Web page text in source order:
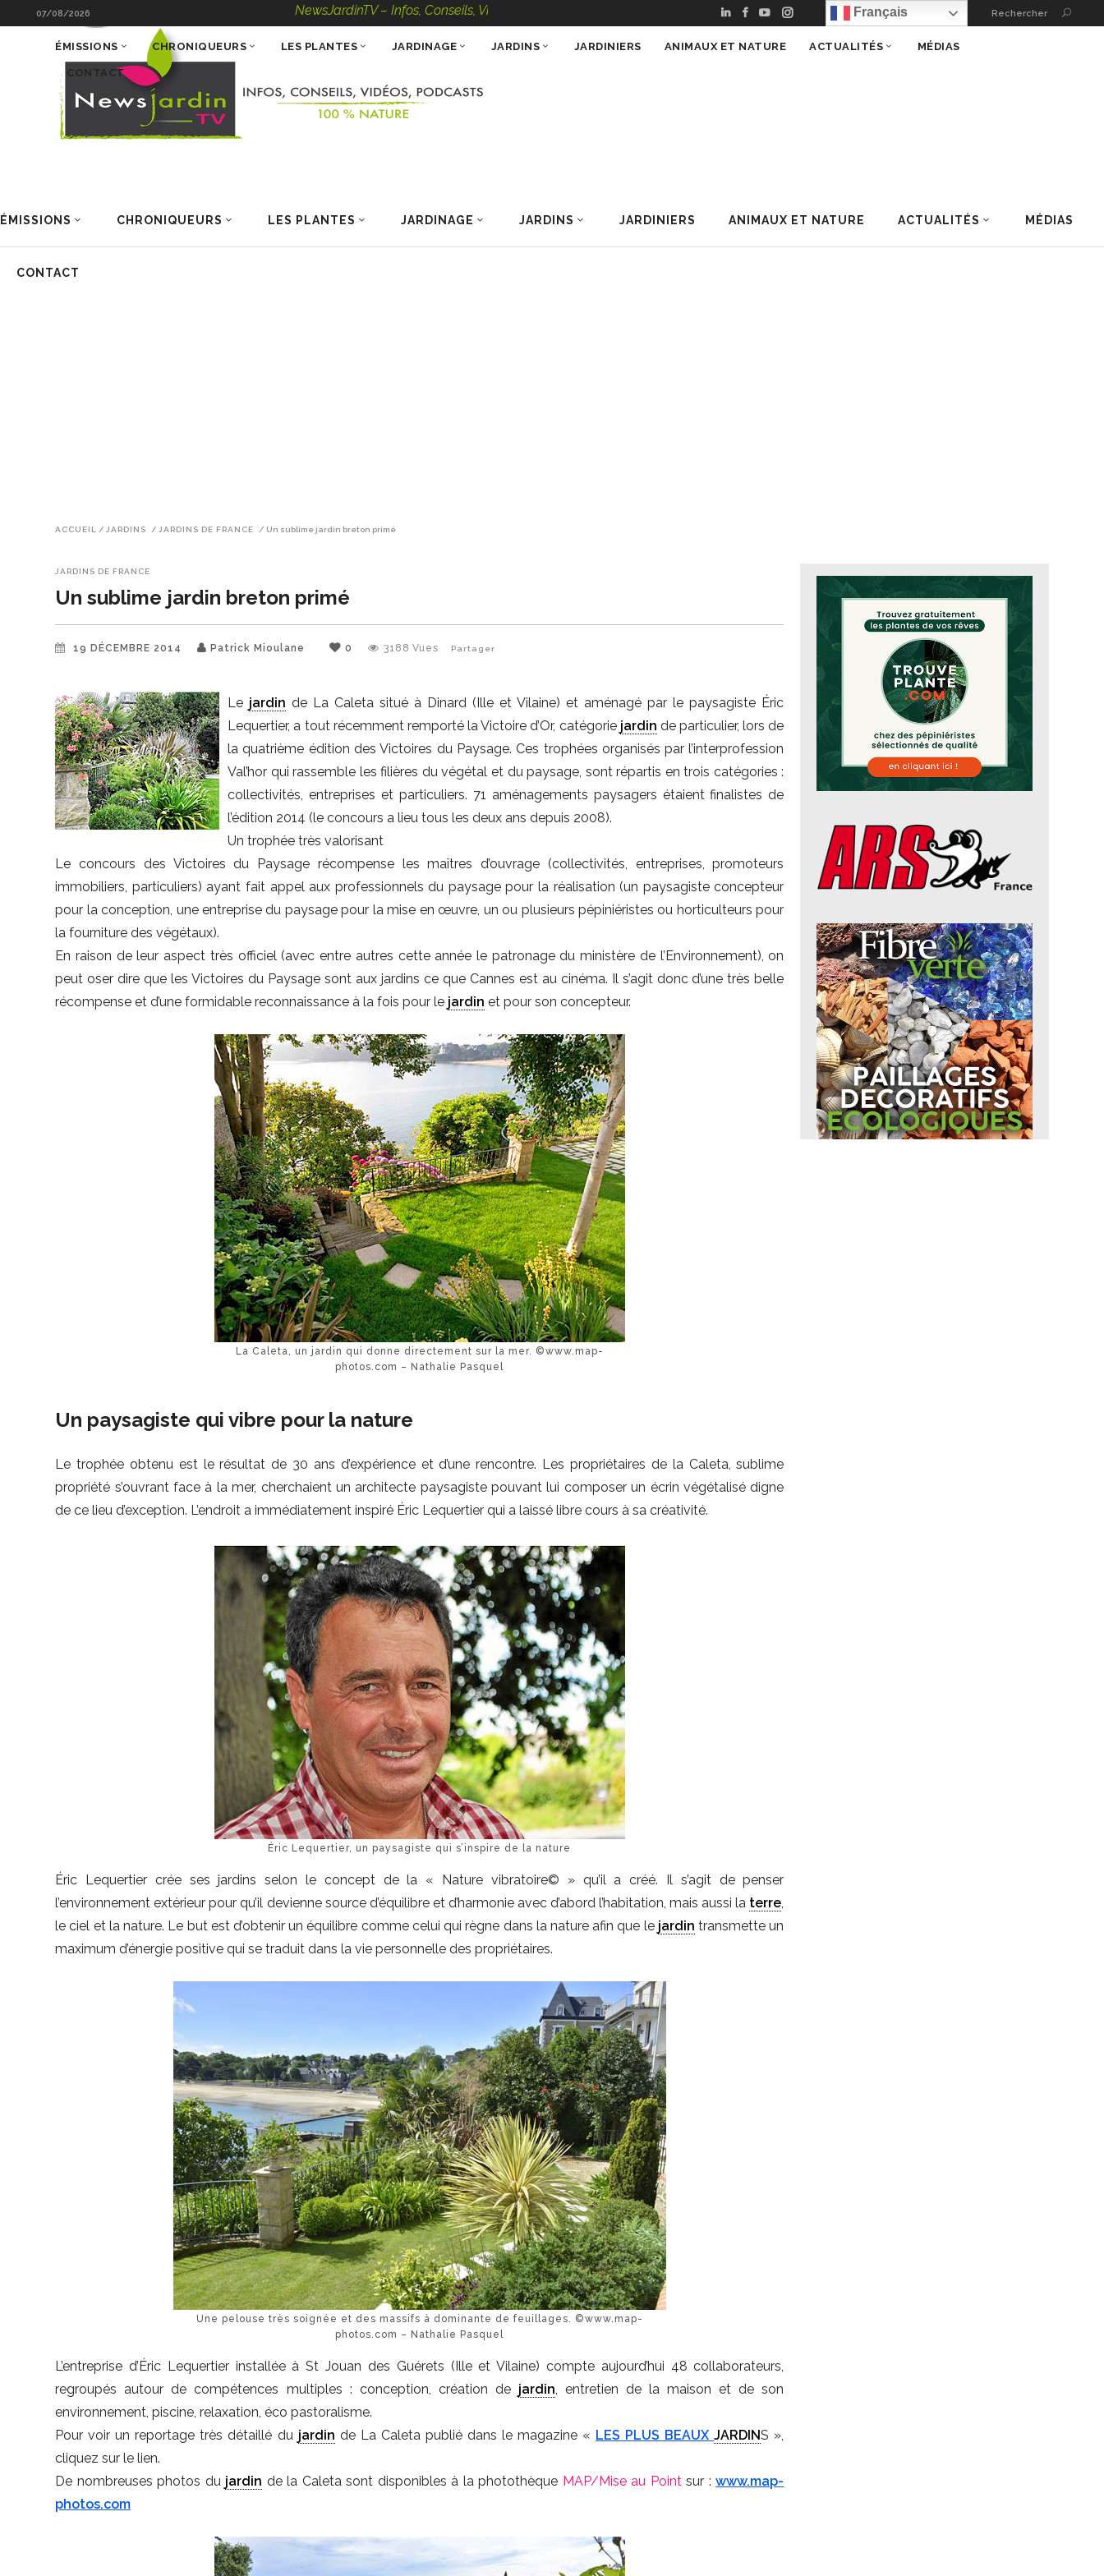
07/08/2026 NewsJardinTV – Infos, Conseils, Vidéos, Podcasts – 100 % Nature Français Rechercher
ÉMISSIONS CHRONIQUEURS LES PLANTES JARDINAGE JARDINS JARDINIERS ANIMAUX ET NATURE ACTUALITÉS MÉDIAS
CONTACT
ÉMISSIONS CHRONIQUEURS LES PLANTES JARDINAGE JARDINS JARDINIERS ANIMAUX ET NATURE ACTUALITÉS MÉDIAS
CONTACT
ACCUEIL / JARDINS / JARDINS DE FRANCE / Un sublime jardin breton primé
JARDINS DE FRANCE
Un sublime jardin breton primé
19 DÉCEMBRE 2014 Patrick Mioulane 0 3188 Vues Partager
Le jardin de La Caleta situé à Dinard (Ille et Vilaine) et aménagé par le paysagiste Éric
Lequertier, a tout récemment remporté la Victoire d’Or, catégorie jardin de particulier, lors de
la quatrième édition des Victoires du Paysage. Ces trophées organisés par l’interprofession
Val’hor qui rassemble les filières du végétal et du paysage, sont répartis en trois catégories :
collectivités, entreprises et particuliers. 71 aménagements paysagers étaient finalistes de
l’édition 2014 (le concours a lieu tous les deux ans depuis 2008).
Un trophée très valorisant
Le concours des Victoires du Paysage récompense les maîtres d’ouvrage (collectivités, entreprises, promoteurs
immobiliers, particuliers) ayant fait appel aux professionnels du paysage pour la réalisation (un paysagiste concepteur
pour la conception, une entreprise du paysage pour la mise en œuvre, un ou plusieurs pépiniéristes ou horticulteurs pour
la fourniture des végétaux).
En raison de leur aspect très officiel (avec entre autres cette année le patronage du ministère de l’Environnement), on
peut oser dire que les Victoires du Paysage sont aux jardins ce que Cannes est au cinéma. Il s’agit donc d’une très belle
récompense et d’une formidable reconnaissance à la fois pour le jardin et pour son concepteur.
La Caleta, un jardin qui donne directement sur la mer. ©www.map-
photos.com – Nathalie Pasquel
Un paysagiste qui vibre pour la nature
Le trophée obtenu est le résultat de 30 ans d’expérience et d’une rencontre. Les propriétaires de la Caleta, sublime
propriété s’ouvrant face à la mer, cherchaient un architecte paysagiste pouvant lui composer un écrin végétalisé digne
de ce lieu d’exception. L’endroit a immédiatement inspiré Éric Lequertier qui a laissé libre cours à sa créativité.
Éric Lequertier, un paysagiste qui s’inspire de la nature
Éric Lequertier crée ses jardins selon le concept de la « Nature vibratoire© » qu’il a créé. Il s’agit de penser
l’environnement extérieur pour qu’il devienne source d’équilibre et d’harmonie avec d’abord l’habitation, mais aussi la terre,
le ciel et la nature. Le but est d’obtenir un équilibre comme celui qui règne dans la nature afin que le jardin transmette un
maximum d’énergie positive qui se traduit dans la vie personnelle des propriétaires.
Une pelouse très soignée et des massifs à dominante de feuillages. ©www.map-
photos.com – Nathalie Pasquel
L’entreprise d’Éric Lequertier installée à St Jouan des Guérets (Ille et Vilaine) compte aujourd’hui 48 collaborateurs,
regroupés autour de compétences multiples : conception, création de jardin, entretien de la maison et de son
environnement, piscine, relaxation, éco pastoralisme.
Pour voir un reportage très détaillé du jardin de La Caleta publié dans le magazine « LES PLUS BEAUXJARDINS »,
cliquez sur le lien.
De nombreuses photos du jardin de la Caleta sont disponibles à la photothèque MAP/Mise au Pointsur :www.map-
photos.com